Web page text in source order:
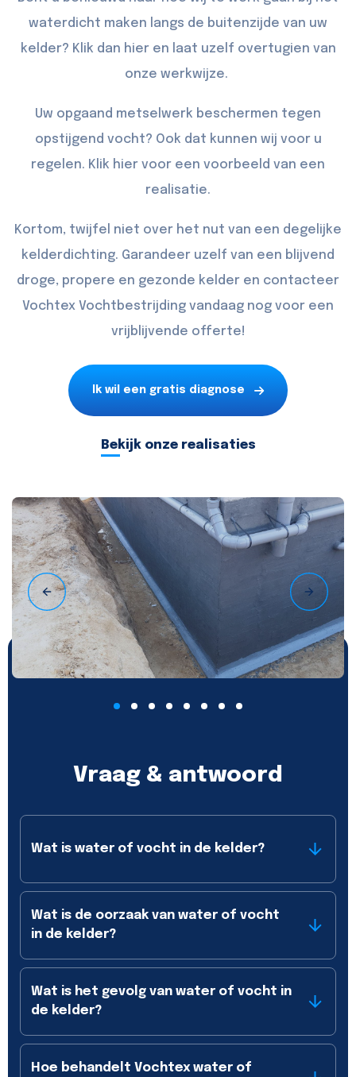
waterdicht maken langs de buitenzijde van uw
kelder? Klik dan hieren laat uzelf overtugien van
onze werkwijze.
Uw opgaand metselwerk beschermen tegen
opstijgend vocht? Ook dat kunnen wij voor u
regelen. Klik hier voor een voorbeeld van een
realisatie.
Kortom, twijfel niet over het nut van een degelijke
kelderdichting. Garandeer uzelf van een blijvend
droge, propere en gezonde kelder en contacteer
Vochtex Vochtbestrijding vandaag nog voor een
vrijblijvende offerte!
Ik wil een gratis diagnose
Bekijk onze realisaties
Vraag & antwoord
Wat is water of vocht in de kelder?
Wat is de oorzaak van water of vocht
in de kelder?
Wat is het gevolg van water of vocht in
de kelder?
Hoe behandelt Vochtex water of